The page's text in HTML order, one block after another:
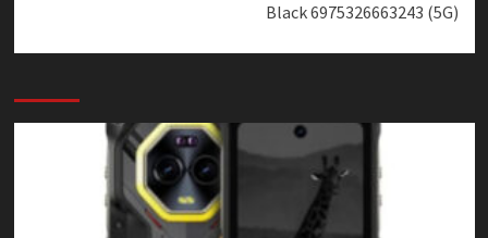
Black 6975326663243 (5G)